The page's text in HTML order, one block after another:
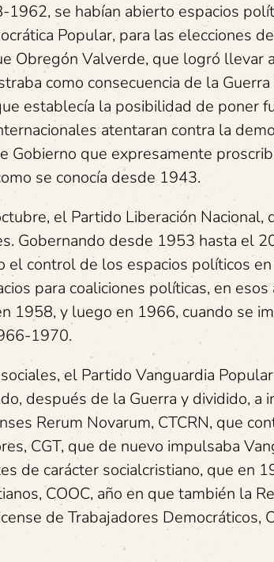
1962, se habían abierto espacios
Popular, para las elecciones
Obregón Valverde, que logró llevar
como consecuencia de la
establecía la posibilidad de poner
atentaran contra la
Gobierno que expresamente
se conocía desde 1943.
el Partido Liberación Nacional,
Gobernando desde 1953 hasta el
control de los espacios políticos
para coaliciones políticas, en esos
1958, y luego en 1966, cuando se
1970.
el Partido Vanguardia
después de la Guerra y dividido, a
Rerum Novarum, CTCRN, que
CGT, que de nuevo impulsaba
de carácter socialcristiano, que en
COOC, año en que también la
de Trabajadores Democráticos,